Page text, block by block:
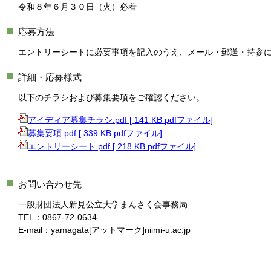
令和８年６月３０日（火）必着
応募方法
エントリーシートに必要事項を記入のうえ、メール・郵送・持参
詳細・応募様式
以下のチラシおよび募集要項をご確認ください。
アイディア募集チラシ.pdf [ 141 KB pdfファイル]
募集要項.pdf [ 339 KB pdfファイル]
エントリーシート.pdf [ 218 KB pdfファイル]
お問い合わせ先
一般財団法人新見公立大学まんさく会事務局
TEL：0867-72-0634
E-mail：yamagata[アットマーク]niimi-u.ac.jp